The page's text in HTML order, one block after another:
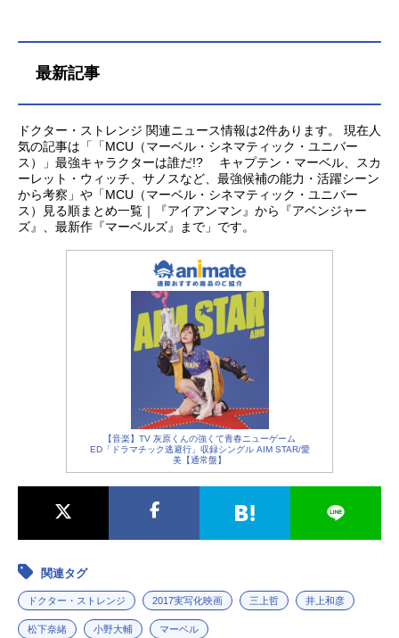
最新記事
ドクター・ストレンジ 関連ニュース情報は2件あります。 現在人
気の記事は「「MCU（マーベル・シネマティック・ユニバー
ス）」最強キャラクターは誰だ!? キャプテン・マーベル、スカ
ーレット・ウィッチ、サノスなど、最強候補の能力・活躍シーン
から考察」や「MCU（マーベル・シネマティック・ユニバー
ス）見る順まとめ一覧｜『アイアンマン』から『アベンジャー
ズ』、最新作『マーベルズ』まで」です。
【音楽】TV 灰原くんの強くて青春ニューゲーム
ED「ドラマチック逃避行」収録シングル AIM STAR/愛
美【通常盤】
関連タグ
ドクター・ストレンジ 2017実写化映画 三上哲 井上和彦
松下奈緒 小野大輔 マーベル